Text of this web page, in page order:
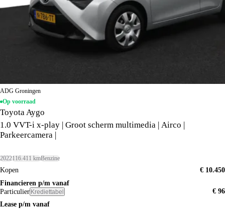
ADG Groningen
Op voorraad
Toyota Aygo
1.0 VVT-i x-play | Groot scherm multimedia | Airco |
Parkeercamera |
2022116.411 kmBenzine
Kopen
€ 10.450
Financieren p/m vanaf
Particulier Krediettabel
€ 96
Lease p/m vanaf